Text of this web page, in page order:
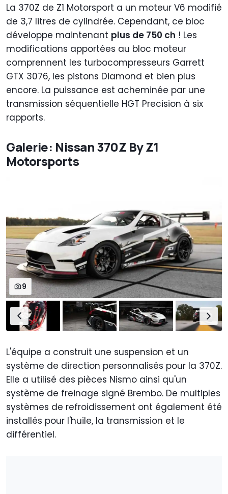
La 370Z de Z1 Motorsport a un moteur V6 modifié
de 3,7 litres de cylindrée. Cependant, ce bloc
développe maintenant plus de 750 ch ! Les
modifications apportées au bloc moteur
comprennent les turbocompresseurs Garrett
GTX 3076, les pistons Diamond et bien plus
encore. La puissance est acheminée par une
transmission séquentielle HGT Precision à six
rapports.
Galerie: Nissan 370Z By Z1
Motorsports
9
L'équipe a construit une suspension et un
système de direction personnalisés pour la 370Z.
Elle a utilisé des pièces Nismo ainsi qu'un
système de freinage signé Brembo. De multiples
systèmes de refroidissement ont également été
installés pour l'huile, la transmission et le
différentiel.